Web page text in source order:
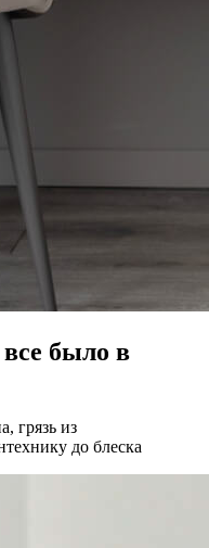
было в
грязь из
до блеска